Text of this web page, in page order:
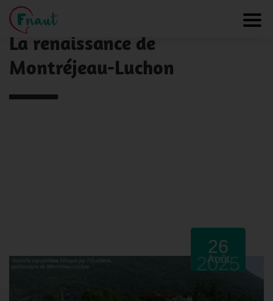
Panneau de gestion des cookies
NOS ACTUALITÉS
La renaissance de
Montréjeau-Luchon
26
Août
2025